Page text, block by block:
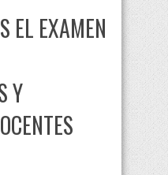
EL EXAMEN
Y